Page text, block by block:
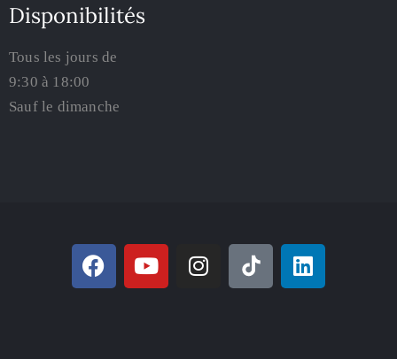
Disponibilités
Tous les jours de
9:30 à 18:00
Sauf le dimanche